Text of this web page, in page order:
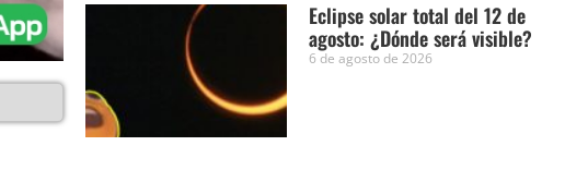
Eclipse solar total del 12 de
agosto: ¿Dónde será visible?
6 de agosto de 2026